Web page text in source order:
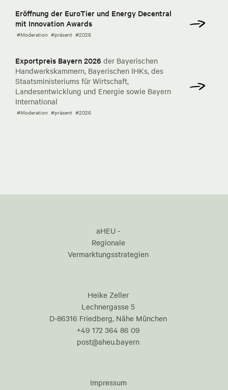
Eröffnung der EuroTier und Energy Decentral
mit Innovation Awards
#Moderation #präsent #2026
Exportpreis Bayern 2026 der Bayerischen
Handwerkskammern, Bayerischen IHKs, des
Staatsministeriums für Wirtschaft,
Landesentwicklung und Energie sowie Bayern
International
#Moderation #präsent #2026
aHEU -
Regionale
Vermarktungsstrategien
Heike Zeller
Lechnergasse 5
D-86316 Friedberg, Nähe München
+49 172 364 86 09
post@aheu.bayern
Impressum